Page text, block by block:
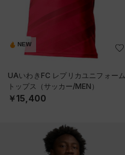
NEW
UAいわきFC レプリカユニフォーム
トップス（サッカー/MEN）
￥15,400